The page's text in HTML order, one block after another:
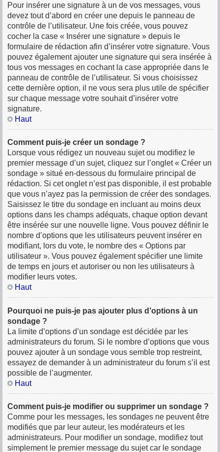
Pour insérer une signature à un de vos messages, vous
devez tout d’abord en créer une depuis le panneau de
contrôle de l’utilisateur. Une fois créée, vous pouvez
cocher la case « Insérer une signature » depuis le
formulaire de rédaction afin d’insérer votre signature. Vous
pouvez également ajouter une signature qui sera insérée à
tous vos messages en cochant la case appropriée dans le
panneau de contrôle de l’utilisateur. Si vous choisissez
cette dernière option, il ne vous sera plus utile de spécifier
sur chaque message votre souhait d’insérer votre
signature.
Haut
Comment puis-je créer un sondage ?
Lorsque vous rédigez un nouveau sujet ou modifiez le
premier message d’un sujet, cliquez sur l’onglet « Créer un
sondage » situé en-dessous du formulaire principal de
rédaction. Si cet onglet n’est pas disponible, il est probable
que vous n’ayez pas la permission de créer des sondages.
Saisissez le titre du sondage en incluant au moins deux
options dans les champs adéquats, chaque option devant
être insérée sur une nouvelle ligne. Vous pouvez définir le
nombre d’options que les utilisateurs peuvent insérer en
modifiant, lors du vote, le nombre des « Options par
utilisateur ». Vous pouvez également spécifier une limite
de temps en jours et autoriser ou non les utilisateurs à
modifier leurs votes.
Haut
Pourquoi ne puis-je pas ajouter plus d’options à un
sondage ?
La limite d’options d’un sondage est décidée par les
administrateurs du forum. Si le nombre d’options que vous
pouvez ajouter à un sondage vous semble trop restreint,
essayez de demander à un administrateur du forum s’il est
possible de l’augmenter.
Haut
Comment puis-je modifier ou supprimer un sondage ?
Comme pour les messages, les sondages ne peuvent être
modifiés que par leur auteur, les modérateurs et les
administrateurs. Pour modifier un sondage, modifiez tout
simplement le premier message du sujet car le sondage